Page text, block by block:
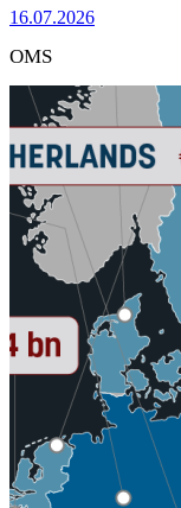
16.07.2026
OMS